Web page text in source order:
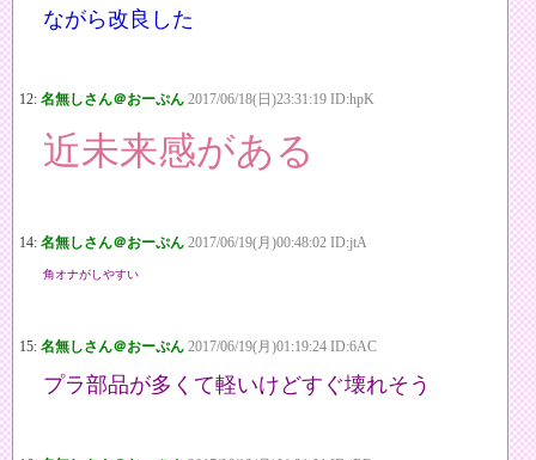
ながら改良した
12: 名無しさん＠おーぷん 2017/06/18(日)23:31:19 ID:hpK
近未来感がある
14: 名無しさん＠おーぷん 2017/06/19(月)00:48:02 ID:jtA
角オナがしやすい
15: 名無しさん＠おーぷん 2017/06/19(月)01:19:24 ID:6AC
プラ部品が多くて軽いけどすぐ壊れそう